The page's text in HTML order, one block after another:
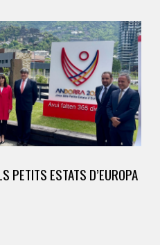
PETITS ESTATS D’EUROPA